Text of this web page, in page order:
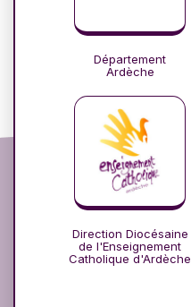
Département
Ardèche
Direction Diocésaine
de l'Enseignement
Catholique d'Ardèche